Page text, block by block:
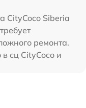
CityCoco Siberia
ремонта.
сц CityCoco и